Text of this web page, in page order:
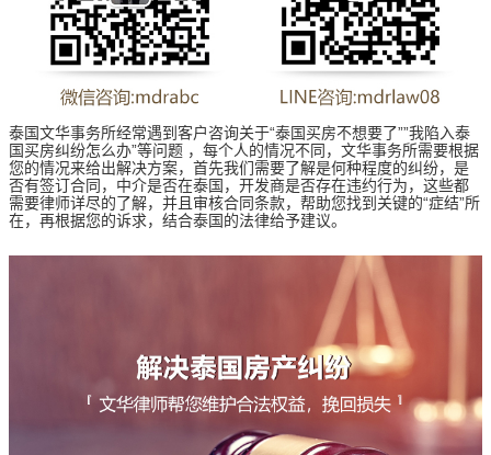
泰国文华事务所经常遇到客户咨询关于“泰国买房不想要了””我陷入泰
国买房纠纷怎么办”等问题 ，每个人的情况不同，文华事务所需要根据
您的情况来给出解决方案，首先我们需要了解是何种程度的纠纷，是
否有签订合同，中介是否在泰国，开发商是否存在违约行为，这些都
需要律师详尽的了解，并且审核合同条款，帮助您找到关键的“症结”所
在，再根据您的诉求，结合泰国的法律给予建议。